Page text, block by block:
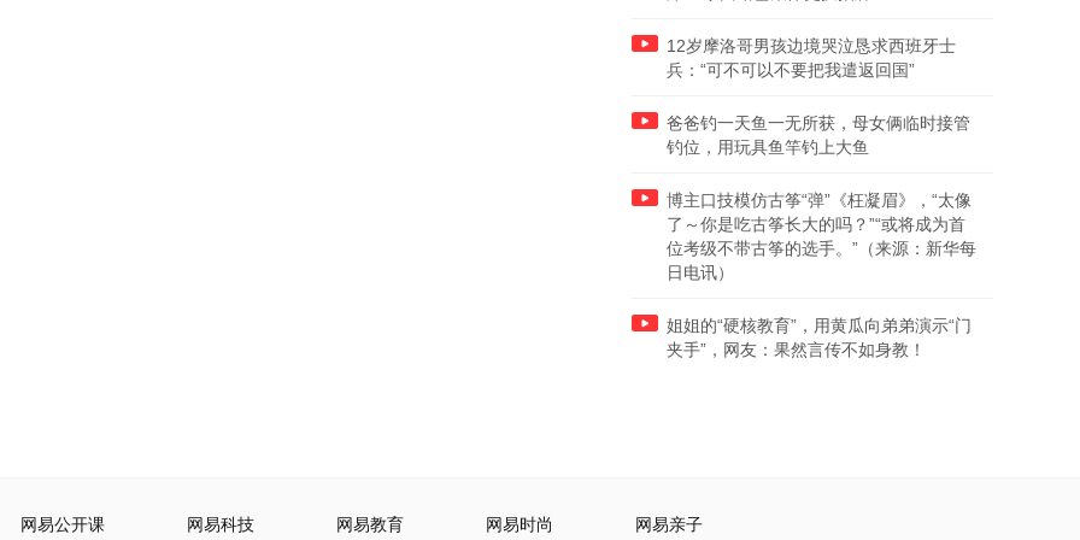
12岁摩洛哥男孩边境哭泣恳求西班牙士
兵：“可不可以不要把我遣返回国”
爸爸钓一天鱼一无所获，母女俩临时接管
钓位，用玩具鱼竿钓上大鱼
博主口技模仿古筝“弹”《枉凝眉》，“太像
了～你是吃古筝长大的吗？”“或将成为首
位考级不带古筝的选手。”（来源：新华每
日电讯）
姐姐的“硬核教育”，用黄瓜向弟弟演示“门
夹手”，网友：果然言传不如身教！
网易公开课 网易科技 网易教育 网易时尚 网易亲子